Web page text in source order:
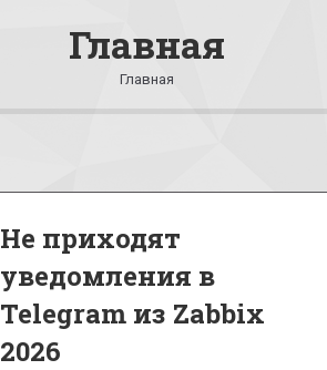
Главная
Вы здесь:
Главная
Не приходят
уведомления в
Telegram из Zabbix
2026